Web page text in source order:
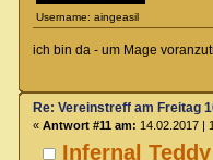
Username: aingeasil
ich bin da - um Mage
Infernal Teddy
Re: Vereinstreff am Freitag
« Antwort #11 am: 14.02.2017 |